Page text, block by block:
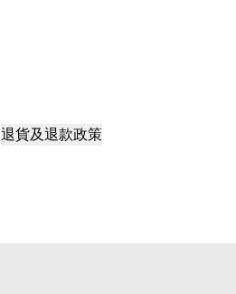
退貨及退款政策